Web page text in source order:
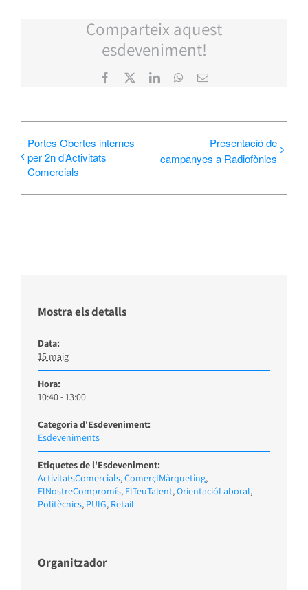
Comparteix aquest
esdeveniment!
Facebook LinkedInWhatsApp
Email:
Portes Obertes internes
per 2n d’Activitats
Comercials
Presentació de
campanyes a Radiofònics
Mostra els detalls
Data:
15 maig
Hora:
10:40 - 13:00
Categoria d'Esdeveniment:
Esdeveniments
Etiquetes de l'Esdeveniment:
ActivitatsComercials,ComerçIMàrqueting,
ElNostreCompromís, ElTeuTalent,OrientacióLaboral,
Politècnics, PUIG, Retail
Organitzador